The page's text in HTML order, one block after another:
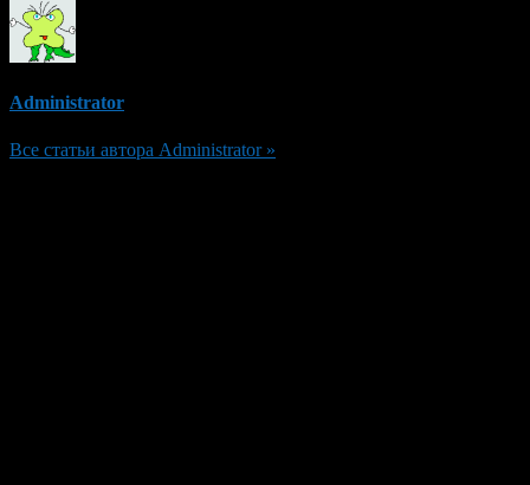
Administrator
Все статьи автора Administrator »